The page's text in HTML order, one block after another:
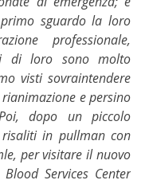
sguardo la loro
professionale,
di loro sono molto
visti sovraintendere
e persino
dopo un piccolo
in pullman con
per visitare il nuovo
Services Center